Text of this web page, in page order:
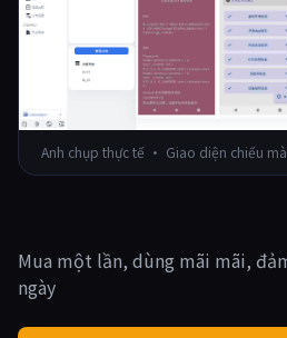
Anh chụp thực tế · Giao diện chiếu
Mua một lần, dùng mãi mãi,
ngày